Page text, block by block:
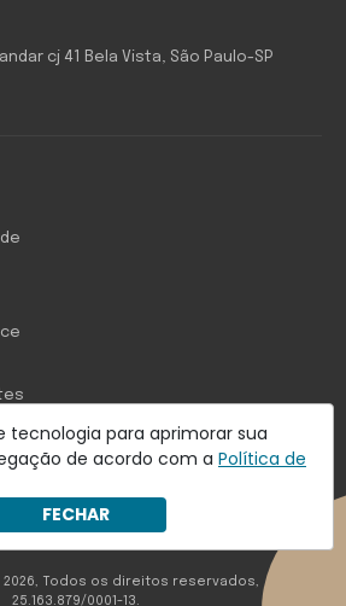
tecnologia para aprimorar sua
de acordo com a Política de
FECHAR
cj 41 Bela Vista, São Paulo-SP
Solution
2026, Todos os direitos reservados,
25.163.879/0001-13.